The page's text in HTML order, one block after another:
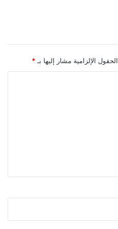
الحقول الإلزامية مشار إليها بـ *